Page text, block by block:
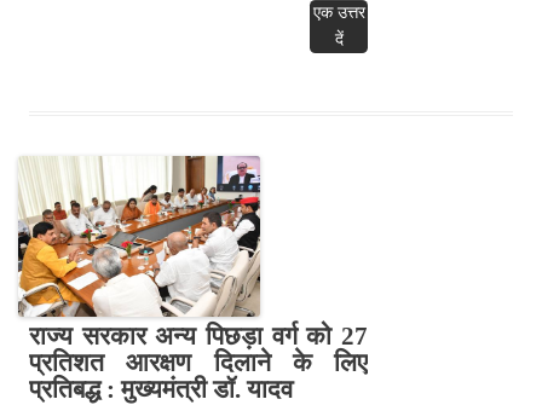
एक उत्तर
दें
राज्य सरकार अन्य पिछड़ा वर्ग को 27
प्रतिशत आरक्षण दिलाने के लिए
प्रतिबद्ध : मुख्यमंत्री डॉ. यादव